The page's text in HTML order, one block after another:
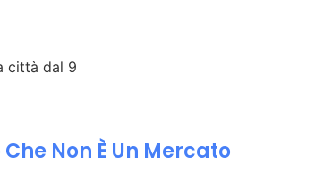
città dal 9
Non È Un Mercato